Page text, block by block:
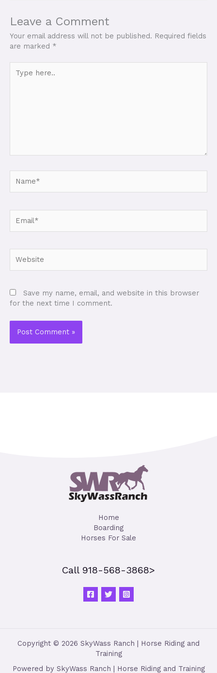
Leave a Comment
Your email address will not be published. Required fields
are marked *
here..
Save my name, email, and website in this browser
for the next time I comment.
Home
Boarding
Horses For Sale
Call 918-568-3868>
Copyright © 2026 SkyWass Ranch | Horse Riding and
Training
Powered by SkyWass Ranch | Horse Riding and Training